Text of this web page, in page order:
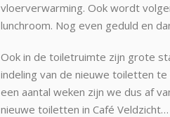
vloerverwarming. Ook wordt
lunchroom. Nog even geduld en
Ook in de toiletruimte zijn grote
indeling van de nieuwe toiletten
een aantal weken zijn we dus af
nieuwe toiletten in Café Veldzicht…